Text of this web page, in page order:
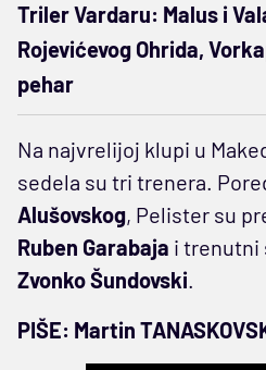
Triler Vardaru: Malus i
Rojevićevog Ohrida,
pehar
Na najvrelijoj klupi u
sedela su tri trenera.
Alušovskog, Pelister su
Ruben Garabaja i trenutni
Zvonko Šundovski.
PIŠE: Martin